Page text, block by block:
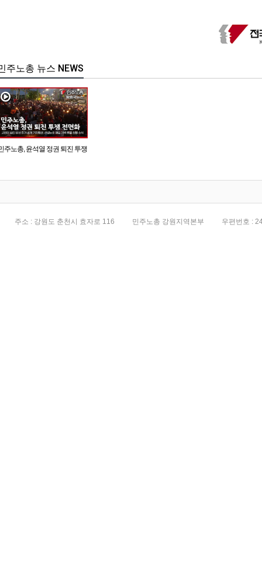
주노총 뉴스 NEWS
주노총, 윤석열 정권 퇴진 투쟁
주소 : 강원도 춘천시 효자로 116 민주노총 강원지역본부 우편번호 :